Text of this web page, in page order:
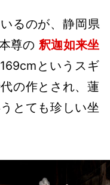
るのが、静岡県
尊の釈迦如来坐
というスギ
の作とされ、蓮
とても珍しい坐